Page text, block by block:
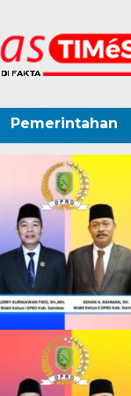
Pemerintahan